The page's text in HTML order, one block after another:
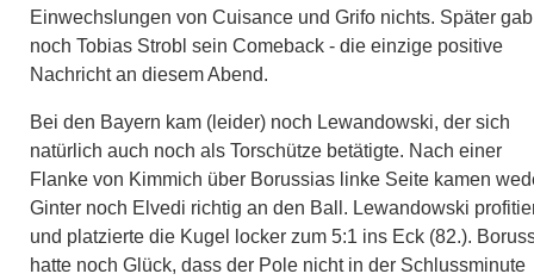
Einwechslungen von Cuisance und Grifo nichts. Später gab
noch Tobias Strobl sein Comeback - die einzige positive
Nachricht an diesem Abend.
Bei den Bayern kam (leider) noch Lewandowski, der sich
natürlich auch noch als Torschütze betätigte. Nach einer
Flanke von Kimmich über Borussias linke Seite kamen
Ginter noch Elvedi richtig an den Ball. Lewandowski
und platzierte die Kugel locker zum 5:1 ins Eck (82.).
hatte noch Glück, dass der Pole nicht in der Schlussminute